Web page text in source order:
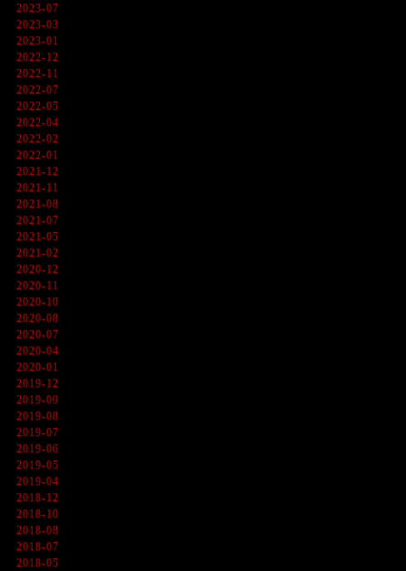
2023-07
2023-03
2023-01
2022-12
2022-11
2022-07
2022-05
2022-04
2022-02
2022-01
2021-12
2021-11
2021-08
2021-07
2021-05
2021-02
2020-12
2020-11
2020-10
2020-08
2020-07
2020-04
2020-01
2019-12
2019-09
2019-08
2019-07
2019-06
2019-05
2019-04
2018-12
2018-10
2018-08
2018-07
2018-05